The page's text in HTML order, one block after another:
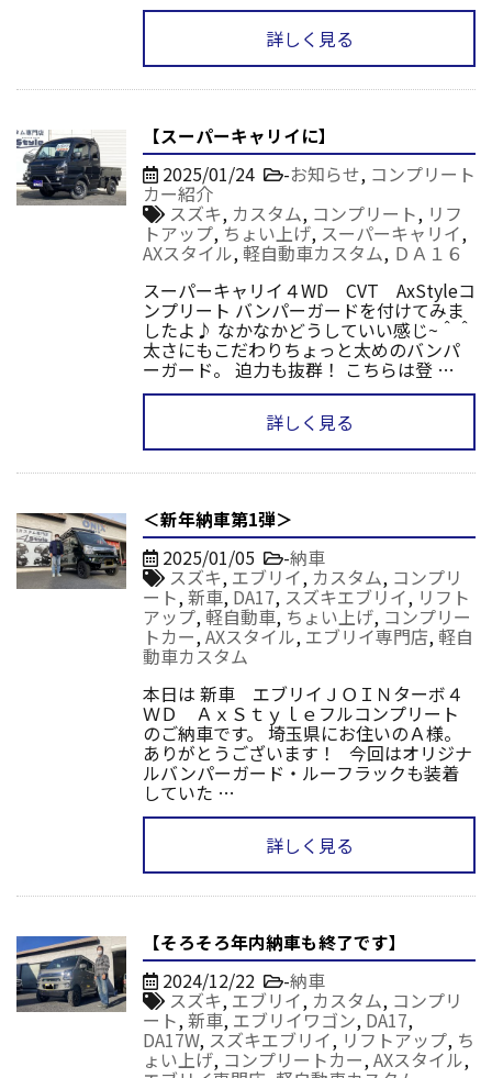
詳しく見る
【スーパーキャリイに】
2025/01/24 -お知らせ, コンプリート
カー紹介
スズキ, カスタム, コンプリート, リフ
トアップ,ちょい上げ, スーパーキャリイ,
AXスタイル, 軽自動車カスタム, ＤＡ１６
スーパーキャリイ４WD CVT AxStyleコ
ンプリート バンパーガードを付けてみま
したよ♪ なかなかどうしていい感じ~＾＾
太さにもこだわりちょっと太めのバンパ
ーガード。 迫力も抜群！ こちらは登 …
詳しく見る
＜新年納車第1弾＞
2025/01/05 -納車
スズキ,エブリイ, カスタム, コンプリ
ート,新車, DA17, スズキエブリイ, リフト
アップ, 軽自動車, ちょい上げ, コンプリー
トカー,AXスタイル, エブリイ専門店, 軽自
動車カスタム
本日は 新車 エブリイＪＯＩＮターボ４
ＷＤ ＡｘＳｔｙｌｅフルコンプリート
のご納車です。 埼玉県にお住いのＡ様。
ありがとうございます！ 今回はオリジナ
ルバンパーガード・ルーフラックも装着
していた …
詳しく見る
【そろそろ年内納車も終了です】
2024/12/22 -納車
スズキ,エブリイ, カスタム, コンプリ
ート,新車, エブリイワゴン, DA17,
DA17W, スズキエブリイ, リフトアップ, ち
ょい上げ, コンプリートカー,AXスタイル,